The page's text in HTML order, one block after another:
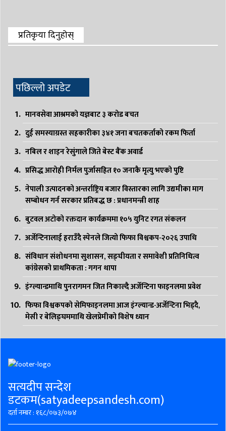
प्रतिकृया दिनुहोस्
पछिल्लो अपडेट
मानवसेवा आश्रमको यज्ञबाट ३ करोड बचत
दुई समस्याग्रस्त सहकारीका ३४१ जना बचतकर्ताको रकम फिर्ता
नबिल र शाइन रेसुंगाले जिते बेस्ट बैंक अवार्ड
प्रसिद्ध आरोही निर्मल पुर्जासहित १० जनाकै मृत्यु भएको पुष्टि
नेपाली उत्पादनको अन्तर्राष्ट्रिय बजार विस्तारका लागि उद्यमीका माग
सम्बोधन गर्न सरकार प्रतिबद्ध छ : प्रधानमन्त्री शाह
बुटवल अटोको रक्तदान कार्यक्रममा १०५ युनिट रगत संकलन
अर्जेन्टिनालाई हराउँदै स्पेनले जित्यो फिफा विश्वकप-२०२६ उपाधि
संविधान संशोधनमा सुशासन, सङ्घीयता र समावेशी प्रतिनिधित्व
कांग्रेसको प्राथमिकता : गगन थापा
इंग्ल्यान्डमाथि पुनरागमन जित निकाल्दै अर्जेन्टिना फाइनलमा प्रवेश
फिफा विश्वकपको सेमिफाइनलमा आज इंग्ल्यान्ड-अर्जेन्टिना भिड्दै,
मेसी र बेलिङ्घममाथि खेलप्रेमीको विशेष ध्यान
सत्यदीप सन्देश
डटकम(satyadeepsandesh.com)
दर्ता नम्बर : १६८/०७३/०७४